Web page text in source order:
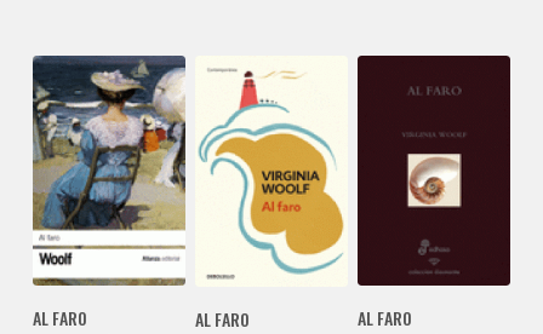
AL FARO AL FARO AL FARO